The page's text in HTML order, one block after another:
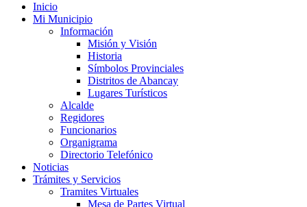
Inicio
Mi Municipio
Información
Misión y Visión
Historia
Símbolos Provinciales
Distritos de Abancay
Lugares Turísticos
Alcalde
Regidores
Funcionarios
Organigrama
Directorio Telefónico
Noticias
Trámites y Servicios
Tramites Virtuales
Mesa de Partes Virtual